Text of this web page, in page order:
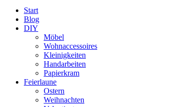
Start
Blog
DIY
Möbel
Wohnaccessoires
Kleinigkeiten
Handarbeiten
Papierkram
Feierlaune
Ostern
Weihnachten